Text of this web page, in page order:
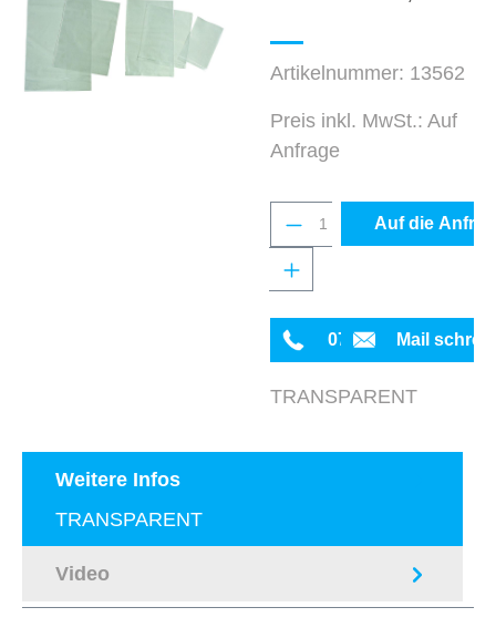
Artikelnummer: 13562
Preis inkl. MwSt.: Auf
Anfrage
Produkt Anzahl:
Auf die
0711 342934-0
Mail
TRANSPARENT
Weitere Infos
TRANSPARENT
Video